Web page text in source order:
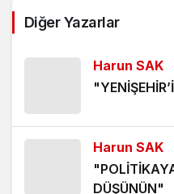
NASIL
5 ay önce
GÖZDEN
YAŞAM
Diğer Yazarlar
Harun SAK
Harun SAK
DÜŞÜNÜN"